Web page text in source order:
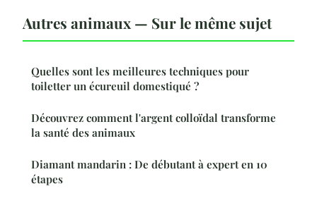
Autres animaux — Sur le même sujet
Quelles sont les meilleures techniques pour
toiletter un écureuil domestiqué ?
Découvrez comment l'argent colloïdal transforme
la santé des animaux
Diamant mandarin : De débutant à expert en 10
étapes